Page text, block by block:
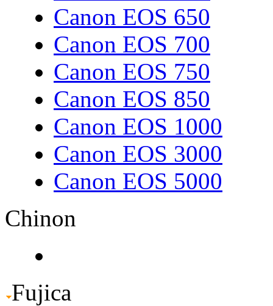
Canon EOS 650
Canon EOS 700
Canon EOS 750
Canon EOS 850
Canon EOS 1000
Canon EOS 3000
Canon EOS 5000
Chinon
Fujica